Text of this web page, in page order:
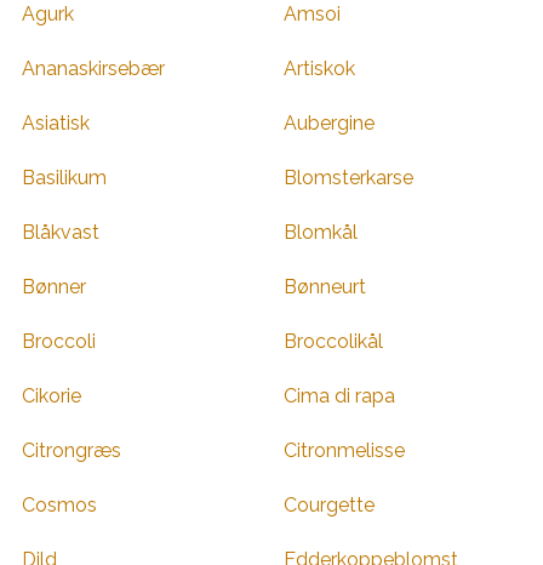
Agurk Amsoi
Ananaskirsebær Artiskok
Asiatisk Aubergine
Basilikum Blomsterkarse
Blåkvast Blomkål
Bønner Bønneurt
Broccoli Broccolikål
Cikorie Cima di rapa
Citrongræs Citronmelisse
Cosmos Courgette
Dild Edderkoppeblomst